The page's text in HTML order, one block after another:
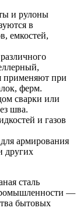
и рулоны
в
емкостей,
применяют при
ферм.
сварки или
шва.
и газов
армирования
других
сталь
—
бытовых